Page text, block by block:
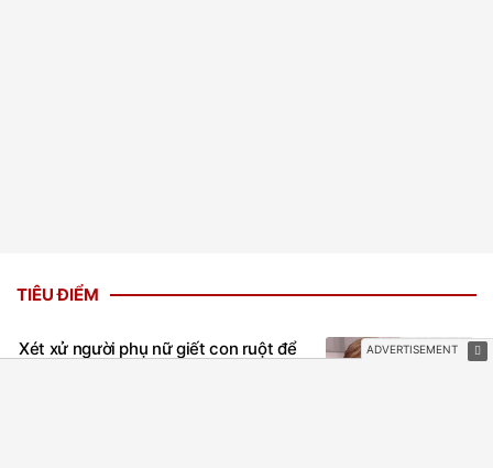
TIÊU ĐIỂM
Xét xử người phụ nữ giết con ruột để
trục lợi hơn 4 tỷ đồng tiền bảo hiểm